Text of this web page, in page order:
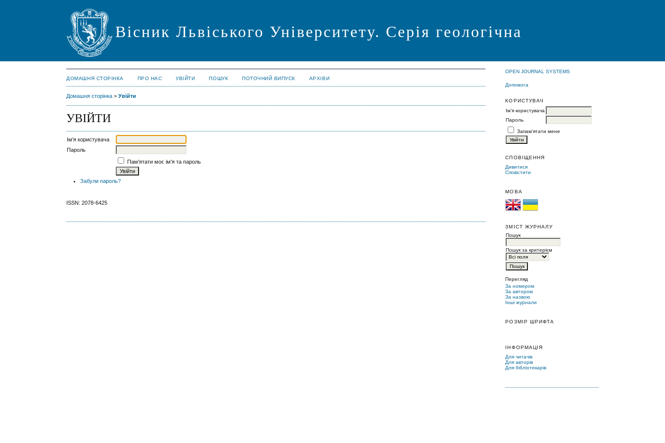
Вісник Львіського Університету. Серія геологічна
OPEN JOURNAL SYSTEMS
Допомога
КОРИСТУВАЧ
Ім'я користувача
Пароль
Запам'ятати мене
СПОВІЩЕННЯ
Дивитися
Сповістити
МОВА
ЗМІСТ ЖУРНАЛУ
Пошук
Пошук за критерієм
Перегляд
За номером
За автором
За назвою
Інші журнали
РОЗМІР ШРИФТА
ІНФОРМАЦІЯ
Для читачів
Для авторів
Для бібліотекарів
ДОМАШНЯ СТОРІНКА ПРО НАС УВІЙТИ ПОШУК ПОТОЧНИЙ ВИПУСК АРХІВИ
Домашня сторінка >Увійти
УВІЙТИ
Ім'я користувача
Пароль
Пам'ятати моє ім'я та пароль
Забули пароль?
ISSN: 2078-6425